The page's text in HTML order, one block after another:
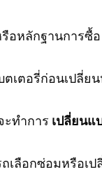
อหลักฐานการซื้อ
เตอรี่ก่อนเปลี่ย
ะทำการ เปลี่ยนแ
เลือกซ่อมหรือเ